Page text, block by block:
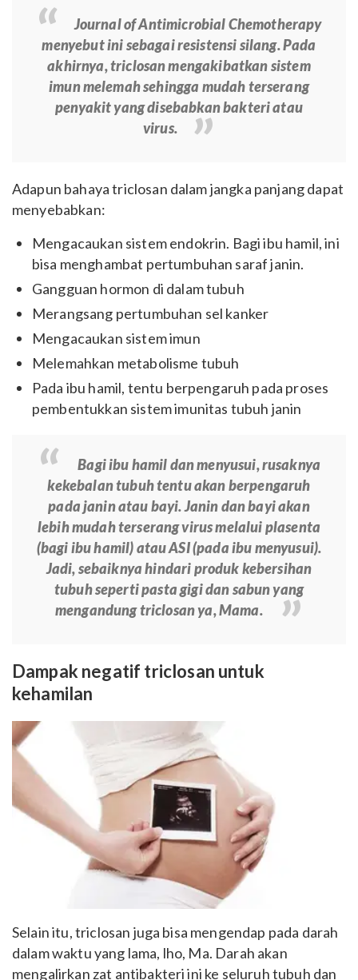
Journal of Antimicrobial Chemotherapy
menyebut ini sebagai resistensi silang. Pada
akhirnya, triclosan mengakibatkan sistem
imun melemah sehingga mudah terserang
penyakit yang disebabkan bakteri atau
virus.
Adapun bahaya triclosan dalam jangka panjang dapat
menyebabkan:
Mengacaukan sistem endokrin. Bagi ibu hamil, ini
bisa menghambat pertumbuhan saraf janin.
Gangguan hormon di dalam tubuh
Merangsang pertumbuhan sel kanker
Mengacaukan sistem imun
Melemahkan metabolisme tubuh
Pada ibu hamil, tentu berpengaruh pada proses
pembentukkan sistem imunitas tubuh janin
Bagi ibu hamil dan menyusui, rusaknya
kekebalan tubuh tentu akan berpengaruh
pada janin atau bayi. Janin dan bayi akan
lebih mudah terserang virus melalui plasenta
(bagi ibu hamil) atau ASI (pada ibu menyusui).
Jadi, sebaiknya hindari produk kebersihan
tubuh seperti pasta gigi dan sabun yang
mengandung triclosan ya, Mama.
Dampak negatif triclosan untuk
kehamilan
Selain itu, triclosan juga bisa mengendap pada darah
dalam waktu yang lama, lho, Ma. Darah akan
mengalirkan zat antibakteri ini ke seluruh tubuh dan